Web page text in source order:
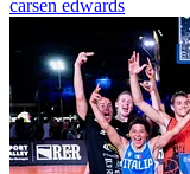
carsen edwards